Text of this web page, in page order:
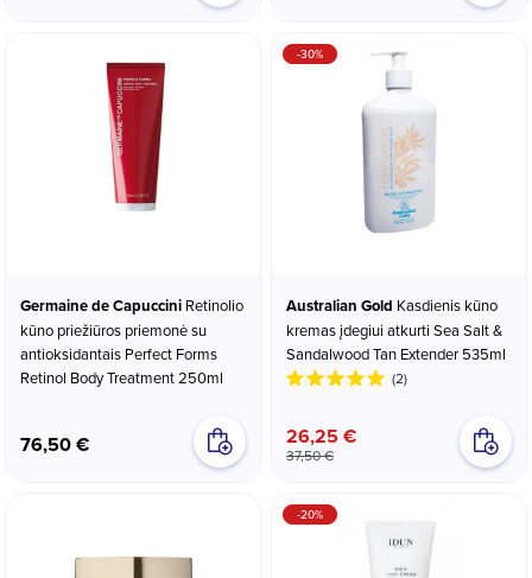
Germaine de Capuccini
kūno priežiūros priemonė su
antioksidantais Perfect Forms
Retinol Body Treatment 250ml
76,50 €
Australian Gold
kremas įdegiui atkurti Sea Salt &
Sandalwood Tan Extender 535ml
(2)
26,25 €
37,50 €
-30%
-20%